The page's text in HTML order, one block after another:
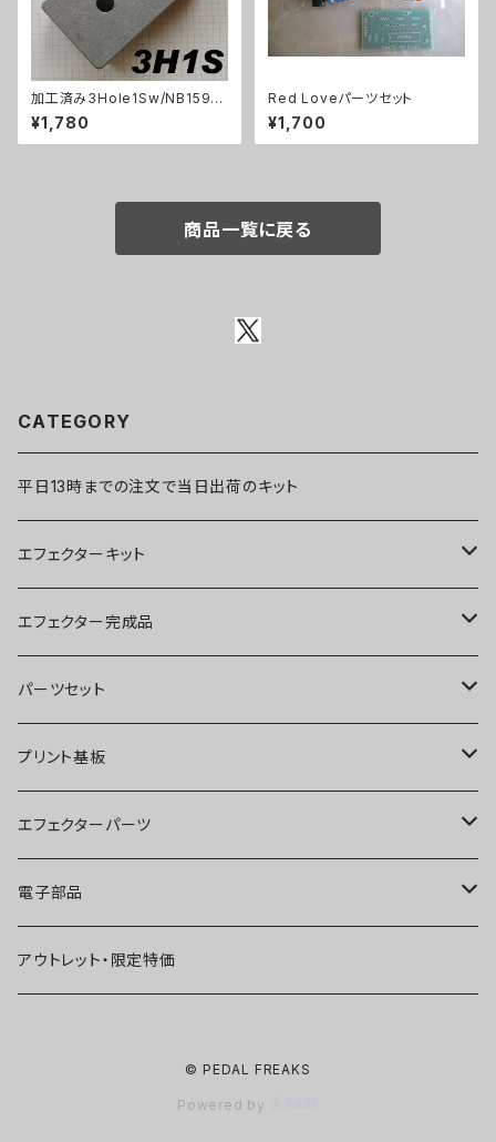
加工済み3Hole1Sw/NB1590
B（112x61x32mm）アルミダイ
キャストケース
¥1,780
Red Loveパーツセット
¥1,700
商品一覧に戻る
CATEGORY
平日13時までの注文で当日出荷のキット
エフェクターキット
ブースター
オーバードライブ
ディストーション
ファズ
プリアンプ
空間系
エフェクター完成品
ブースター
オーバードライブ
ディストーション
ファズ
空間系
パーツセット
ブースター
オーバードライブ
ディストーション
ファズ
プリント基板
オーバードライブ
ディストーション
ファズ
エフェクターパーツ
スイッチ
ジャック
電子部品
IC
アウトレット・限定特価
© PEDAL FREAKS
Powered by